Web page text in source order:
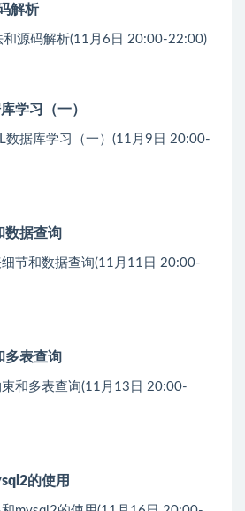
解析
和源码解析(11月6日 20:00-22:00)
学习（⼀）
数据库学习（⼀）(11月9日 20:00-
数据查询
细节和数据查询(11月11日 20:00-
多表查询
束和多表查询(11月13日 20:00-
的使⽤